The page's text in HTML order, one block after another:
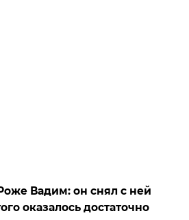
Вадим: он снял с ней
оказалось достаточно